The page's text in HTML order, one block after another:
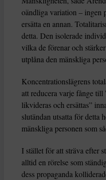
oändliga variation – ingen
ersätta en annan.
detta. Den isolerade
vilka de förenar och
utplåna den mänskliga
Koncentrationslägrens
att reducera varje fånge
likvideras och ersättas”
slutändan utsatta för detta
mänskliga personen som
I stället för att sträva efter
alltid en rörelse som
dess propaganda